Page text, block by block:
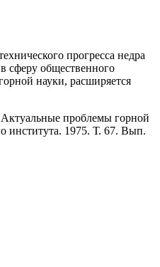
прогресса недра
сферу общественного
науки, расширяется
Актуальные проблемы горной
института. 1975. Т. 67. Вып.